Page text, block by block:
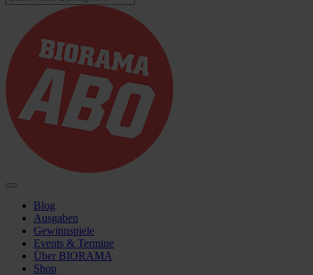
Blog
Ausgaben
Gewinnspiele
Events & Termine
Über BIORAMA
Shop